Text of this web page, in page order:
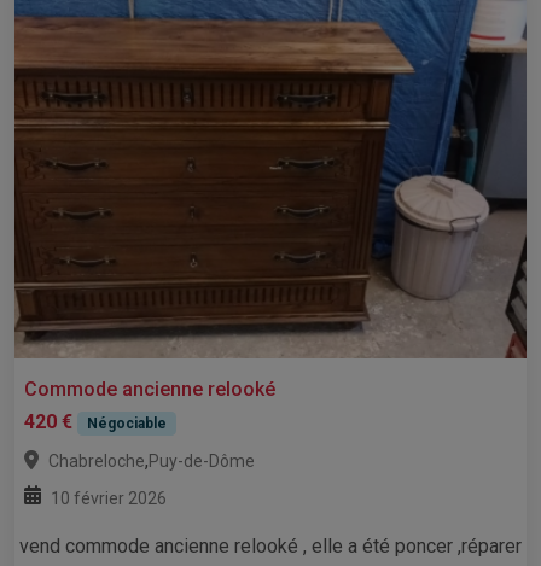
Commode ancienne relooké
420 €
Négociable
Chabreloche,Puy-de-Dôme
10 février 2026
vend commode ancienne relooké , elle a été poncer ,réparer